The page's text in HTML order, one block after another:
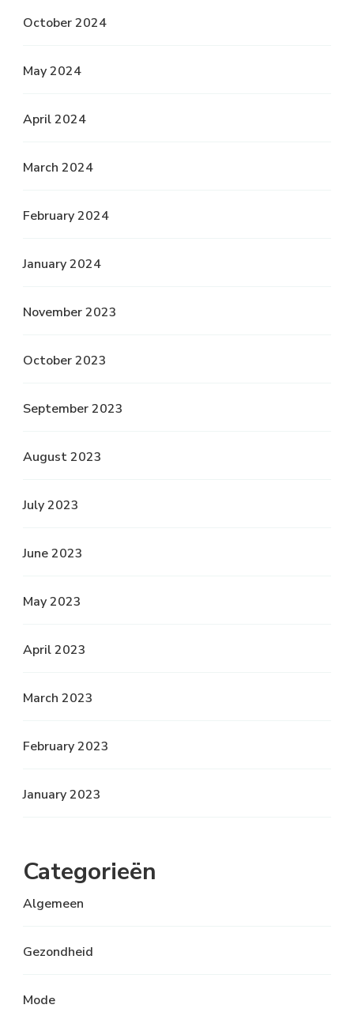
October 2024
May 2024
April 2024
March 2024
February 2024
January 2024
November 2023
October 2023
September 2023
August 2023
July 2023
June 2023
May 2023
April 2023
March 2023
February 2023
January 2023
Categorieën
Algemeen
Gezondheid
Mode